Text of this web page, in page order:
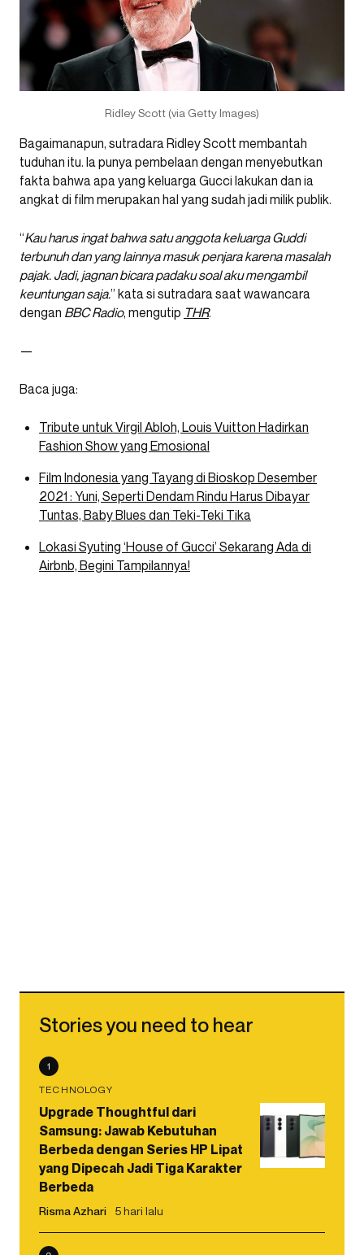
Ridley Scott (via Getty Images)
Bagaimanapun, sutradara Ridley Scott membantah
tuduhan itu. Ia punya pembelaan dengan menyebutkan
fakta bahwa apa yang keluarga Gucci lakukan dan ia
angkat di film merupakan hal yang sudah jadi milik publik.
“Kau harus ingat bahwa satu anggota keluarga Guddi
terbunuh dan yang lainnya masuk penjara karena masalah
pajak. Jadi, jagnan bicara padaku soal aku mengambil
keuntungan saja.” kata si sutradara saat wawancara
dengan BBC Radio, mengutip THR.
—
Baca juga:
Tribute untuk Virgil Abloh, Louis Vuitton Hadirkan
Fashion Show yang Emosional
Film Indonesia yang Tayang di Bioskop Desember
2021 : Yuni, Seperti Dendam Rindu Harus Dibayar
Tuntas, Baby Blues dan Teki-Teki Tika
Lokasi Syuting ‘House of Gucci’ Sekarang Ada di
Airbnb, Begini Tampilannya!
Stories you need to hear
1
TECHNOLOGY
Upgrade Thoughtful dari
Samsung: Jawab Kebutuhan
Berbeda dengan Series HP Lipat
yang Dipecah Jadi Tiga Karakter
Berbeda
Risma Azhari 5 hari lalu